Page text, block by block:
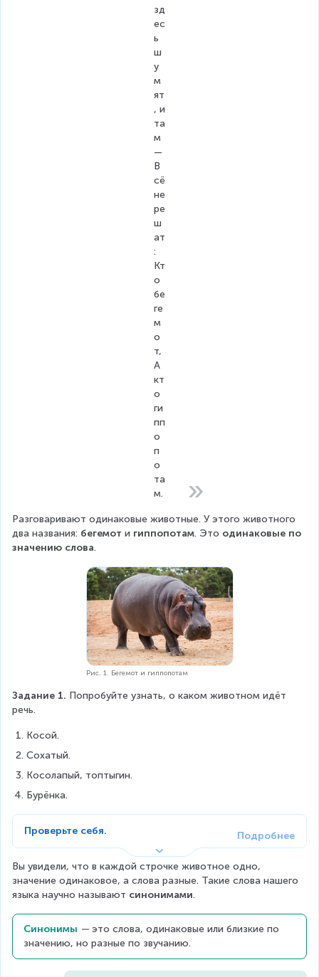
зд
ес
ь
ш
у
м
ят
, и
та
м
—
В
сё
не
ре
ш
ат
:
Кт
о
бе
ге
м
о
т,
А
кт
о
ги
пп
о
п
о
та
м.
Разговаривают одинаковые животные. У этого животного
два названия: бегемот и гиппопотам. Это одинаковые по
значению слова.
Рис. 1. Бегемот и гиппопотам
Задание 1. Попробуйте узнать, о каком животном идёт
речь.
Косой.
Сохатый.
Косолапый, топтыгин.
Бурёнка.
Проверьте себя.
Вы увидели, что в каждой строчке животное одно,
значение одинаковое, а слова разные. Такие слова нашего
языка научно называют синонимами.
Синонимы — это слова, одинаковые или близкие по
значению, но разные по звучанию.